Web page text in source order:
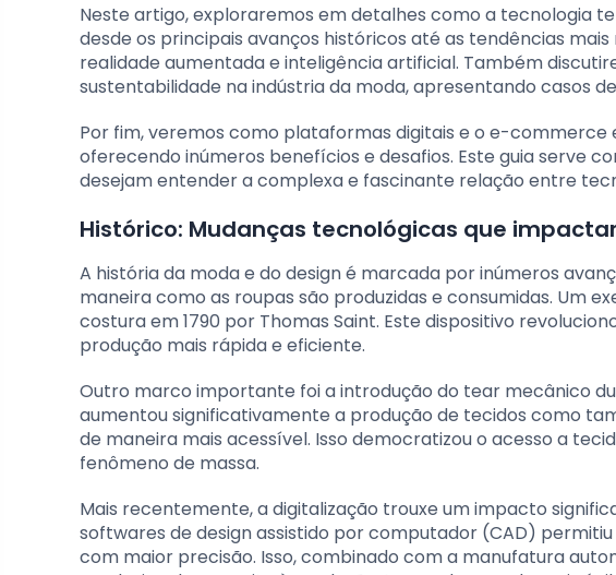
Neste artigo, exploraremos em detalhes como a tecnologia
desde os principais avanços históricos até as tendências
realidade aumentada e inteligência artificial. Também
sustentabilidade na indústria da moda, apresentando casos
Por fim, veremos como plataformas digitais e o e-
oferecendo inúmeros benefícios e desafios. Este guia serve
desejam entender a complexa e fascinante relação entre
Histórico: Mudanças tecnológicas que
A história da moda e do design é marcada por inúmeros
maneira como as roupas são produzidas e consumidas. Um
costura em 1790 por Thomas Saint. Este dispositivo
produção mais rápida e eficiente.
Outro marco importante foi a introdução do tear mecânico
aumentou significativamente a produção de tecidos como
de maneira mais acessível. Isso democratizou o acesso a
fenômeno de massa.
Mais recentemente, a digitalização trouxe um impacto
softwares de design assistido por computador (CAD)
com maior precisão. Isso, combinado com a manufatura